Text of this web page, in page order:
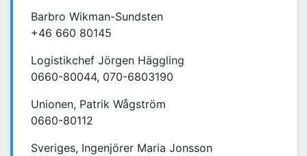
Barbro Wikman-Sundsten
+46 660 80145
Logistikchef Jörgen Häggling
0660-80044, 070-6803190
Unionen, Patrik Wågström
0660-80112
Sveriges, Ingenjörer Maria Jonsson